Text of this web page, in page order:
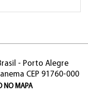
- Porto Alegre
CEP 91760-000
NO MAPA